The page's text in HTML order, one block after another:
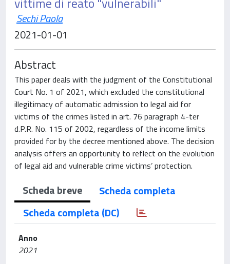
Sechi Paola
2021-01-01
Abstract
This paper deals with the judgment of the Constitutional
Court No. 1 of 2021, which excluded the constitutional
illegitimacy of automatic admission to legal aid for
victims of the crimes listed in art. 76 paragraph 4-ter
d.P.R. No. 115 of 2002, regardless of the income limits
provided for by the decree mentioned above. The decision
analysis offers an opportunity to reflect on the evolution
of legal aid and vulnerable crime victims’ protection.
Scheda breve
Scheda completa
Scheda completa (DC)
Anno
2021